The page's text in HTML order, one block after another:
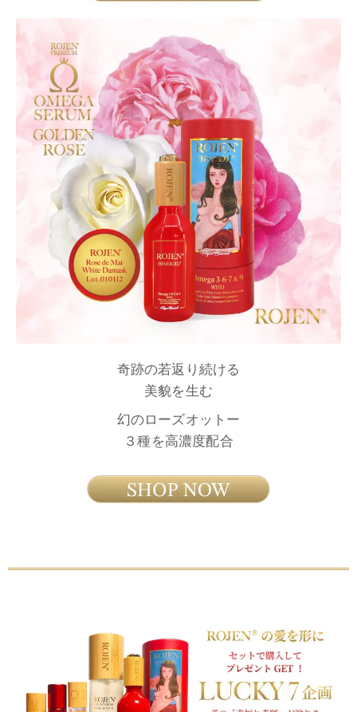
奇跡の若返り続ける
美貌を生む
幻のローズオットー
３種を高濃度配合